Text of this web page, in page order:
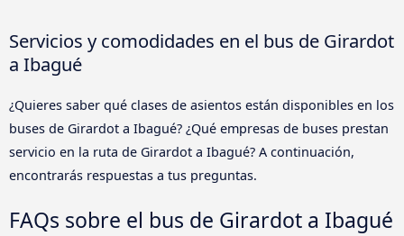
Servicios y comodidades en el bus de Girardot
a Ibagué
¿Quieres saber qué clases de asientos están disponibles en los
buses de Girardot a Ibagué? ¿Qué empresas de buses prestan
servicio en la ruta de Girardot a Ibagué? A continuación,
encontrarás respuestas a tus preguntas.
FAQs sobre el bus de Girardot a Ibagué